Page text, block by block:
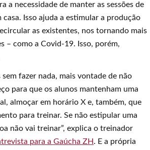
a necessidade de manter as sessões de
casa. Isso ajuda a estimular a produção
as existentes, nos tornando mais
– como a Covid-19. Isso, porém,
fazer nada, mais vontade de não
para que os alunos mantenham uma
almoçar em horário X e, também, que
para treinar. Se não estipular uma
não vai treinar”, explica o treinador
para a Gaúcha ZH. E a própria